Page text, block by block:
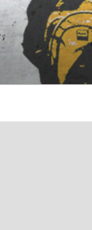
Inhalt
springen